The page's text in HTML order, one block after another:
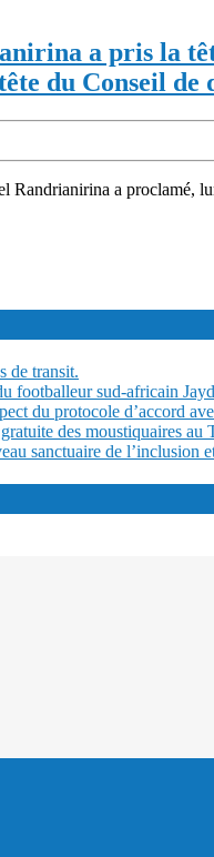
a pris la
du Conseil de
Randrianirina a
de transit.
footballeur sud-africain
du protocole d’accord
des moustiquaires au
sanctuaire de l’inclusion